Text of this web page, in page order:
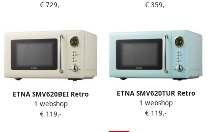
Elektrische oven met
€ 729,-
€ 359,-
ETNA SMV620BEI Retro
Magnetron 20 liter Compact
Stijlvol en Efficiënt met 12
1 webshop
€ 119,-
ETNA SMV620TUR Retro
Magnetron 20 liter Compact
Stijlvol en Efficiënt met 12
1 webshop
€ 119,-